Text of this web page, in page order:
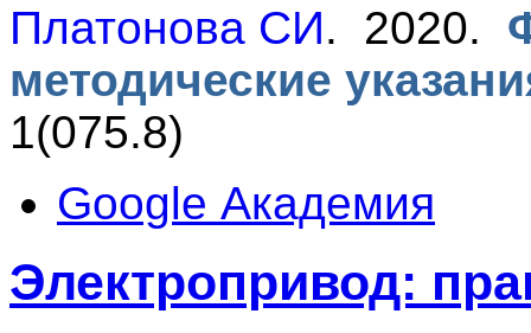
Платонова СИ. 2020.
методические
1(075.8)
Google Академия
Электропривод: